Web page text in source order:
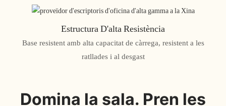
Estructura D'alta Resistència
Base resistent amb alta capacitat de càrrega, resistent a les
ratllades i al desgast
Domina la sala. Pren les